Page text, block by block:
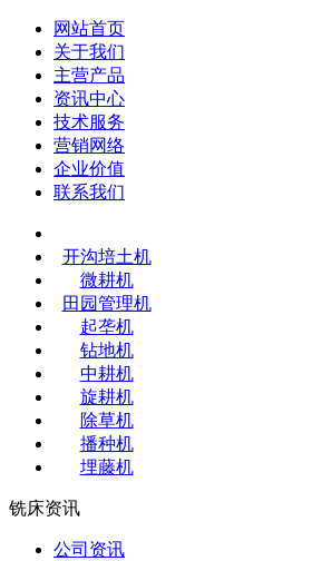
网站首页
关于我们
主营产品
资讯中心
技术服务
营销网络
企业价值
联系我们
开沟培土机
微耕机
田园管理机
起垄机
钻地机
中耕机
旋耕机
除草机
播种机
埋藤机
铣床资讯
公司资讯